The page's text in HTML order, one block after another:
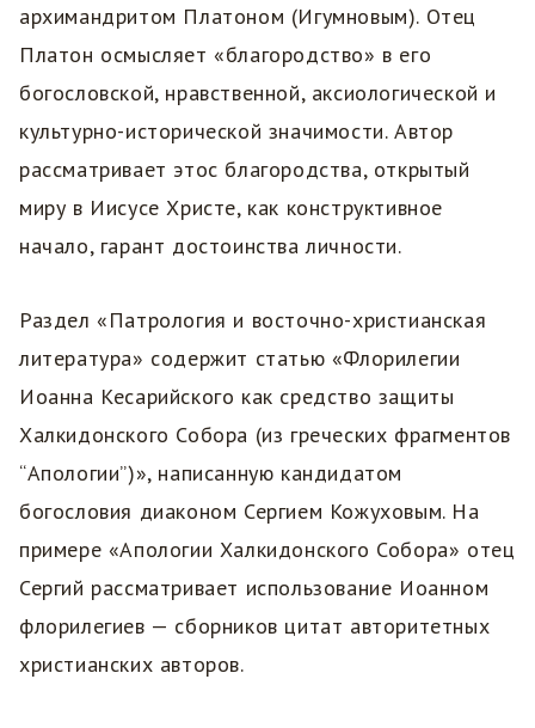
архимандритом Платоном (Игумновым). Отец
Платон осмысляет «благородство» в его
богословской, нравственной, аксиологической и
культурно-исторической значимости. Автор
рассматривает этос благородства, открытый
миру в Иисусе Христе, как конструктивное
начало, гарант достоинства личности.
Раздел «Патрология и восточно-христианская
литература» содержит статью «Флорилегии
Иоанна Кесарийского как средство защиты
Халкидонского Собора (из греческих фрагментов
“Апологии”)», написанную кандидатом
богословия диаконом Сергием Кожуховым. На
примере «Апологии Халкидонского Собора» отец
Сергий рассматривает использование Иоанном
флорилегиев — сборников цитат авторитетных
христианских авторов.